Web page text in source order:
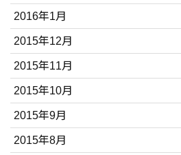
2016年1月
2015年12月
2015年11月
2015年10月
2015年9月
2015年8月